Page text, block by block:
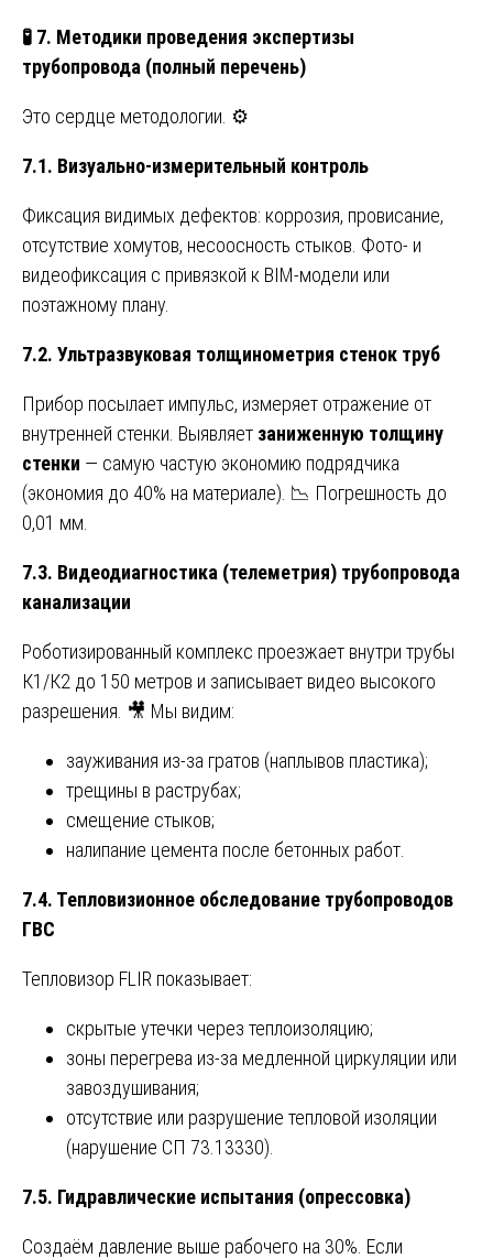
🧪 7. Методики проведения экспертизы
трубопровода (полный перечень)
Это сердце методологии. ⚙️
7.1. Визуально-измерительный контроль
Фиксация видимых дефектов: коррозия, провисание,
отсутствие хомутов, несоосность стыков. Фото- и
видеофиксация с привязкой к BIM-модели или
поэтажному плану.
7.2. Ультразвуковая толщинометрия стенок труб
Прибор посылает импульс, измеряет отражение от
внутренней стенки. Выявляет заниженную толщину
стенки — самую частую экономию подрядчика
(экономия до 40% на материале). 📉 Погрешность до
0,01 мм.
7.3. Видеодиагностика (телеметрия) трубопровода
канализации
Роботизированный комплекс проезжает внутри трубы
К1/К2 до 150 метров и записывает видео высокого
разрешения. 🎥 Мы видим:
зауживания из-за гратов (наплывов пластика);
трещины в раструбах;
смещение стыков;
налипание цемента после бетонных работ.
7.4. Тепловизионное обследование трубопроводов
ГВС
Тепловизор FLIR показывает:
скрытые утечки через теплоизоляцию;
зоны перегрева из-за медленной циркуляции или
завоздушивания;
отсутствие или разрушение тепловой изоляции
(нарушение СП 73.13330).
7.5. Гидравлические испытания (опрессовка)
Создаём давление выше рабочего на 30%. Если